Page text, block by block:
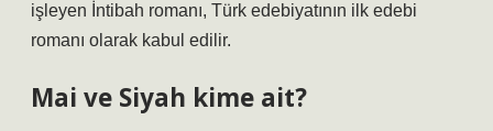
işleyen İntibah romanı, Türk edebiyatının ilk edebi
romanı olarak kabul edilir.
Mai ve Siyah kime ait?